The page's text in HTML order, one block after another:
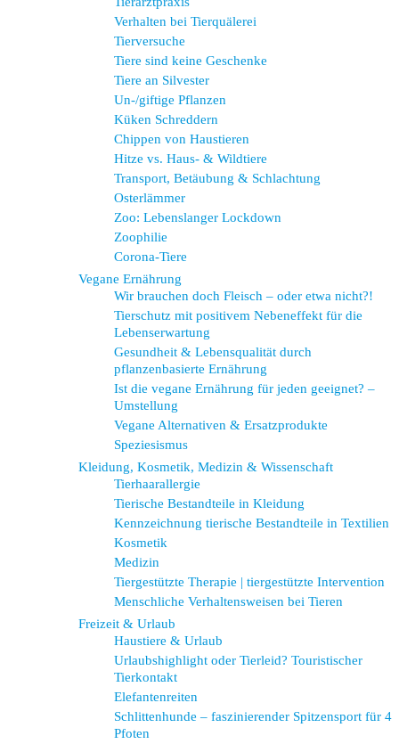
Verhalten bei Tierquälerei
Tierversuche
Tiere sind keine Geschenke
Tiere an Silvester
Un-/giftige Pflanzen
Küken Schreddern
Chippen von Haustieren
Hitze vs. Haus- & Wildtiere
Transport, Betäubung & Schlachtung
Osterlämmer
Zoo: Lebenslanger Lockdown
Zoophilie
Corona-Tiere
Vegane Ernährung
Wir brauchen doch Fleisch – oder etwa nicht?!
Tierschutz mit positivem Nebeneffekt für die
Lebenserwartung
Gesundheit & Lebensqualität durch
pflanzenbasierte Ernährung
Ist die vegane Ernährung für jeden geeignet? –
Umstellung
Vegane Alternativen & Ersatzprodukte
Speziesismus
Kleidung, Kosmetik, Medizin & Wissenschaft
Tierhaarallergie
Tierische Bestandteile in Kleidung
Kennzeichnung tierische Bestandteile in Textilien
Kosmetik
Medizin
Tiergestützte Therapie | tiergestützte Intervention
Menschliche Verhaltensweisen bei Tieren
Freizeit & Urlaub
Haustiere & Urlaub
Urlaubshighlight oder Tierleid? Touristischer
Tierkontakt
Elefantenreiten
Schlittenhunde – faszinierender Spitzensport für 4
Pfoten